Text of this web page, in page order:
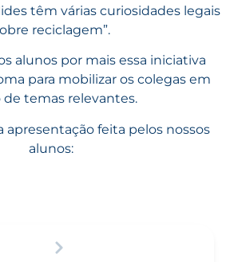
têm várias curiosidades legais
reciclagem”.
alunos por mais essa iniciativa
para mobilizar os colegas em
temas relevantes.
apresentação feita pelos nossos
alunos: